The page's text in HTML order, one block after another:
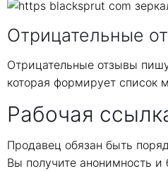
Отрицательные
Отрицательные отзывы
которая формирует список
Рабочая
Продавец обязан быть
Вы получите анонимность и